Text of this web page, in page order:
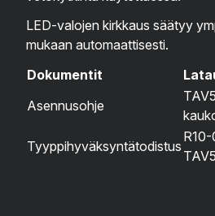
LED-valojen kirkkaus säätyy
mukaan automaattisesti.
Dokumentit
Asennusohje
Tyyppihyväksyntätodistus